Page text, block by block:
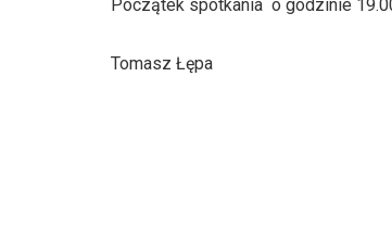
dźwiękowych
Początek spotkania o godzinie
Tomasz Łępa